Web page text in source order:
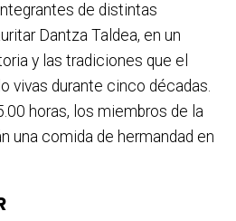
de distintas
Dantza Taldea, en un
y las tradiciones que el
vivas durante cinco décadas.
horas, los miembros de la
una comida de hermandad en